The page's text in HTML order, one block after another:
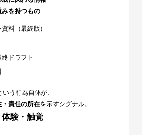
みを持つもの
料（最終版）
ドラフト
いう行為自体が、
責任の所在を示すシグナル。
験・触覚